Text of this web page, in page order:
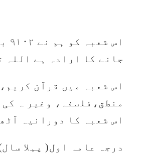
جانے کا ارادہ ہے اللہ
اس شعبہ میں قرآن
منطق،فلسفہ، وغیر ہ
اس شعبہ کا دورانیہ
درجہ عامہ اول( پہلا